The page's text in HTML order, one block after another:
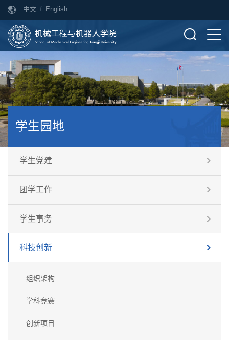
中文 / English
学生园地
学生党建
团学工作
学生事务
科技创新
组织架构
学科竞赛
创新项目